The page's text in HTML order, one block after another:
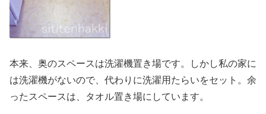
本来、奥のスペースは洗濯機置き場です。しかし私の家に
は洗濯機がないので、代わりに洗濯用たらいをセット。余
ったスペースは、タオル置き場にしています。